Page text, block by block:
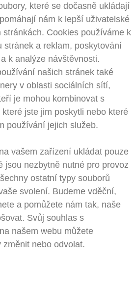
které se dočasně ukládají
nám k lepší uživatelské
stránkách. Cookies používáme k
stránek a reklam, poskytování
k analýze návštěvnosti.
našich stránek také
v oblasti sociálních sítí,
je mohou kombinovat s
jste jim poskytli nebo které
používání jejich služeb.
vašem zařízení ukládat pouze
jsou nezbytně nutné pro provoz
ostatní typy souborů
svolení. Budeme vděční,
a pomůžete nám tak, naše
Svůj souhlas s
našem webu můžete
nebo odvolat.